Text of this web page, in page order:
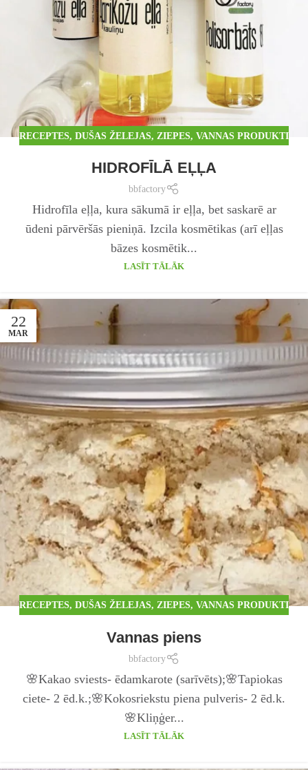
RECEPTES, DUŠAS ŽELEJAS, ZIEPES, VANNAS PRODUKTI
HIDROFĪLĀ EĻĻA
bbfactory
Hidrofīla eļļa, kura sākumā ir eļļa, bet saskarē ar
ūdeni pārvēršās pieniņā. Izcila kosmētikas (arī eļļas
bāzes kosmētik...
LASĪT TĀLĀK
22
MAR
RECEPTES, DUŠAS ŽELEJAS, ZIEPES, VANNAS PRODUKTI
Vannas piens
bbfactory
🌸Kakao sviests- ēdamkarote (sarīvēts);🌸Tapiokas
ciete- 2 ēd.k.;🌸Kokosriekstu piena pulveris- 2 ēd.k.
🌸Kliņģer...
LASĪT TĀLĀK